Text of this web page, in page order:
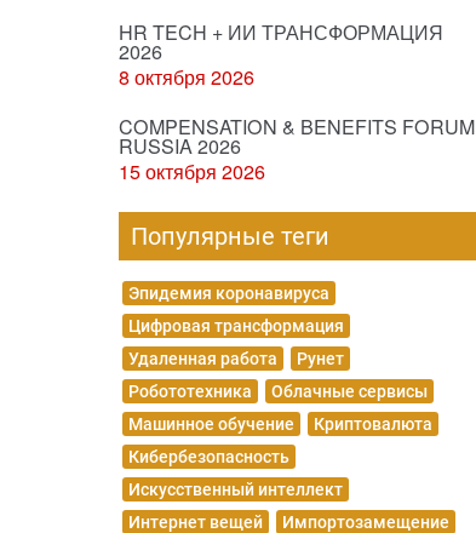
HR TECH + ИИ ТРАНСФОРМАЦИЯ
2026
8 октября 2026
COMPENSATION & BENEFITS FORUM
RUSSIA 2026
15 октября 2026
Популярные теги
Эпидемия коронавируса
Цифровая трансформация
Удаленная работа
Рунет
Робототехника
Облачные сервисы
Машинное обучение
Криптовалюта
Кибербезопасность
Искусственный интеллект
Интернет вещей
Импортозамещение